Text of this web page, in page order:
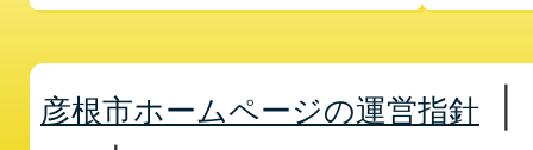
彦根市ホームページの運営指針